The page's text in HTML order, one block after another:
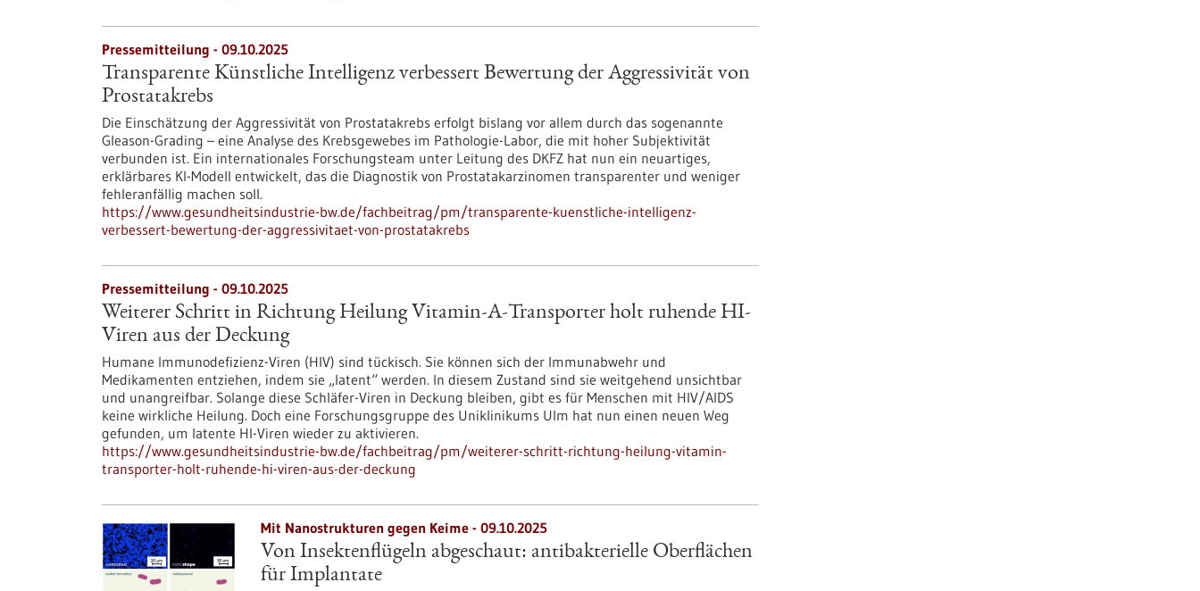
Pressemitteilung - 09.10.2025
Transparente Künstliche Intelligenz verbessert Bewertung der Aggressivität von
Prostatakrebs
Die Einschätzung der Aggressivität von Prostatakrebs erfolgt bislang vor allem durch das sogenannte
Gleason-Grading – eine Analyse des Krebsgewebes im Pathologie-Labor, die mit hoher Subjektivität
verbunden ist. Ein internationales Forschungsteam unter Leitung des DKFZ hat nun ein neuartiges,
erklärbares KI-Modell entwickelt, das die Diagnostik von Prostatakarzinomen transparenter und weniger
fehleranfällig machen soll.
https://www.gesundheitsindustrie-bw.de/fachbeitrag/pm/transparente-kuenstliche-intelligenz-
verbessert-bewertung-der-aggressivitaet-von-prostatakrebs
Pressemitteilung - 09.10.2025
Weiterer Schritt in Richtung Heilung Vitamin-A-Transporter holt ruhende HI-
Viren aus der Deckung
Humane Immunodefizienz-Viren (HIV) sind tückisch. Sie können sich der Immunabwehr und
Medikamenten entziehen, indem sie „latent“ werden. In diesem Zustand sind sie weitgehend unsichtbar
und unangreifbar. Solange diese Schläfer-Viren in Deckung bleiben, gibt es für Menschen mit HIV/AIDS
keine wirkliche Heilung. Doch eine Forschungsgruppe des Uniklinikums Ulm hat nun einen neuen Weg
gefunden, um latente HI-Viren wieder zu aktivieren.
https://www.gesundheitsindustrie-bw.de/fachbeitrag/pm/weiterer-schritt-richtung-heilung-vitamin-
transporter-holt-ruhende-hi-viren-aus-der-deckung
Mit Nanostrukturen gegen Keime - 09.10.2025
Von Insektenflügeln abgeschaut: antibakterielle Oberflächen
für Implantate